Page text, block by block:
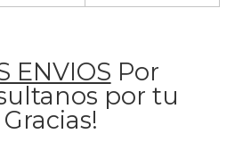
ENVIOS Por
por tu